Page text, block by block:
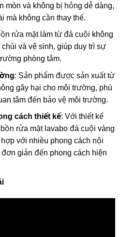
mòn và không bị hỏng dễ dàng,
mà không cần thay thế.
rửa mặt làm từ đá cuội không
và vệ sinh, giúp duy trì sự
phòng tắm.
: Sản phẩm được sản xuất từ
gây hại cho môi trường, phù
tâm đến bảo vệ môi trường.
cách thiết kế: Với thiết kế
rửa mặt lavabo đá cuội vàng
với nhiều phong cách nội
giản đến phong cách hiện